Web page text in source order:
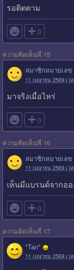
รอติตตาม
 0
ความคิดเห็นที่ 15
สมาชิกหมายเลข
11 เมษายน 2569 เว
มาจริงเมื่อไหร่
 0
ความคิดเห็นที่ 16
สมาชิกหมายเลข
11 เมษายน 2569 เว
เห็นมีแบรนด์จากออ
 0
ความคิดเห็นที่ 17
*Tan*
11 เมษายน 2569 เว